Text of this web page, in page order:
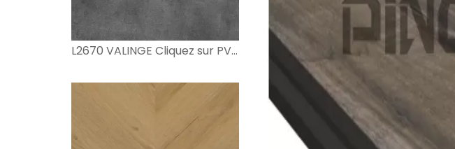
L2670 VALINGE Cliquez sur PVC Floor